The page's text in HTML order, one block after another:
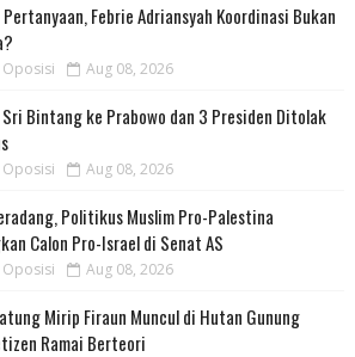
Febrie Adriansyah Koordinasi Bukan
Aug 08, 2026
Bintang ke Prabowo dan 3 Presiden Ditolak
Aug 08, 2026
Politikus Muslim Pro-Palestina
Calon Pro-Israel di Senat AS
Aug 08, 2026
Mirip Firaun Muncul di Hutan Gunung
Ramai Berteori